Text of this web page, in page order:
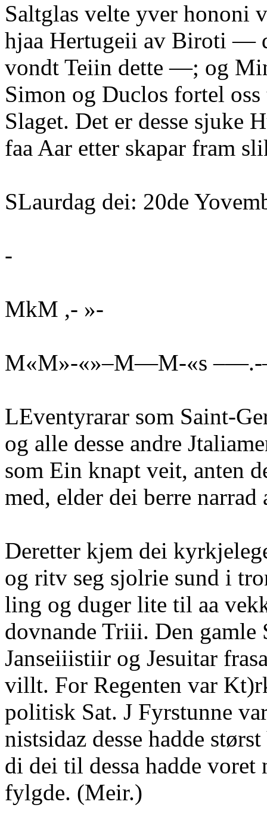
Saltglas velte yver hononi
hjaa Hertugeii av Biroti —
vondt Teiin dette —; og
Simon og Duclos fortel oss
Slaget. Det er desse sjuke
faa Aar etter skapar fram
SLaurdag dei: 20de
-
MkM ,- »-
M«M»-«»–M—M-«s
LEventyrarar som Saint-
og alle desse andre
som Ein knapt veit, anten
med, elder dei berre narrad
Deretter kjem dei
og ritv seg sjolrie sund i
ling og duger lite til aa
dovnande Triii. Den
Janseiiistiir og Jesuitar
villt. For Regenten var
politisk Sat. J Fyrstunne
nistsidaz desse hadde
di dei til dessa hadde
fylgde. (Meir.)